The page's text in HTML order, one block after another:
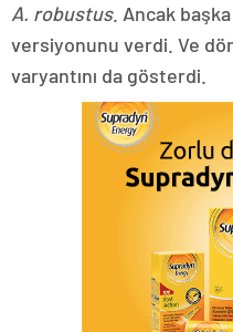
A. robustus. Ancak
versiyonunu verdi. Ve
varyantını da gösterdi.